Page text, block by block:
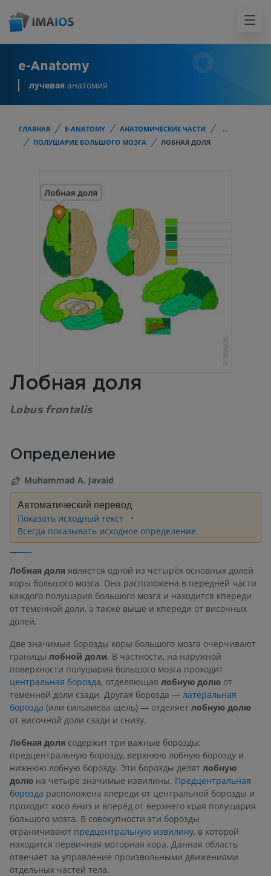
e-Anatomy
лучевая анатомия
ГЛАВНАЯ E-ANATOMY АНАТОМИЧЕСКИЕ ЧАСТИ
...
ПОЛУШАРИЕ БОЛЬШОГО МОЗГА
ЛОБНАЯ ДОЛЯ
Лобная доля
Lobus frontalis
Определение
Muhammad A. Javaid
Автоматический перевод
Показать исходный текст
Всегда показывать исходное определение
Лобная доля является одной из четырёх основных долей
коры большого мозга. Она расположена в передней части
каждого полушария большого мозга и находится кпереди
от теменной доли, а также выше и кпереди от височных
долей.
Две значимые борозды коры большого мозга очерчивают
границы лобной доли. В частности, на наружной
поверхности полушария большого мозга проходит
центральная борозда, отделяющая лобную долю от
теменной доли сзади. Другая борозда — латеральная
борозда (или сильвиева щель) — отделяет лобную долю
от височной доли сзади и снизу.
Лобная доля содержит три важные борозды:
предцентральную борозду, верхнюю лобную борозду и
нижнюю лобную борозду. Эти борозды делят лобную
долю на четыре значимые извилины. Предцентральная
борозда расположена кпереди от центральной борозды и
проходит косо вниз и вперёд от верхнего края полушария
большого мозга. В совокупности эти борозды
ограничивают предцентральную извилину, в которой
находится первичная моторная кора. Данная область
отвечает за управление произвольными движениями
отдельных частей тела.